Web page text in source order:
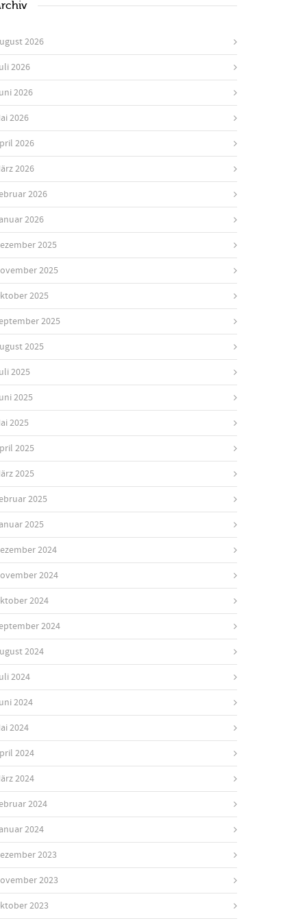
2026
2026
2026
2026
2026
2026
2026
2026
2025
2025
2025
2025
2025
2025
2025
2025
2025
2025
2025
2025
2024
2024
2024
2024
2024
2024
2024
2024
2024
2024
2024
2024
2023
2023
2023